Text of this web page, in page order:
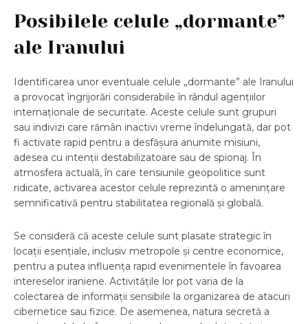
Posibilele celule „dormante”
ale Iranului
Identificarea unor eventuale celule „dormante” ale Iranului
a provocat îngrijorări considerabile în rândul agențiilor
internaționale de securitate. Aceste celule sunt grupuri
sau indivizi care rămân inactivi vreme îndelungată, dar pot
fi activate rapid pentru a desfășura anumite misiuni,
adesea cu intenții destabilizatoare sau de spionaj. În
atmosfera actuală, în care tensiunile geopolitice sunt
ridicate, activarea acestor celule reprezintă o amenințare
semnificativă pentru stabilitatea regională și globală.
Se consideră că aceste celule sunt plasate strategic în
locații esențiale, inclusiv metropole și centre economice,
pentru a putea influența rapid evenimentele în favoarea
intereselor iraniene. Activitățile lor pot varia de la
colectarea de informații sensibile la organizarea de atacuri
cibernetice sau fizice. De asemenea, natura secretă a